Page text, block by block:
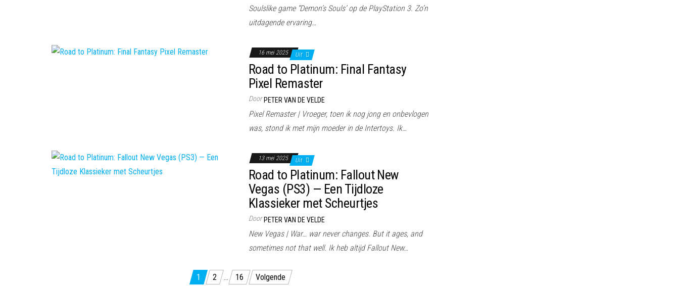
Soulslike game “Demon’s Souls’ op de PlayStation 3. Zo’n
uitdagende ervaring…
16 mei 2025 Uit
Road to Platinum: Final Fantasy
Pixel Remaster
Door PETER VAN DE VELDE
Pixel Remaster | Vroeger, toen ik nog jong en onbevlogen
was, stond ik met mijn moeder in de Intertoys. Ik…
13 mei 2025 Uit
Road to Platinum: Fallout New
Vegas (PS3) — Een Tijdloze
Klassieker met Scheurtjes
Door PETER VAN DE VELDE
New Vegas | War… war never changes. But it ages, and
sometimes not that well. Ik heb altijd Fallout New…
1 2 … 16 Volgende